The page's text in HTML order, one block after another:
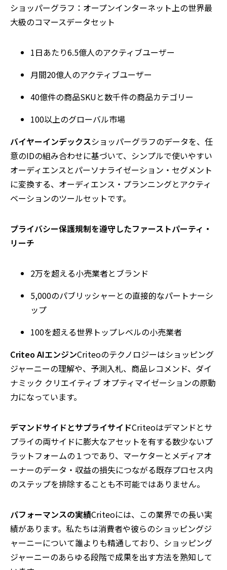
ショッパーグラフ：オープンインターネット上の世界最
大級のコマースデータセット
1日あたり6.5億人のアクティブユーザー
月間20億人のアクティブユーザー
40億件の商品SKUと数千件の商品カテゴリー
100以上のグローバル市場
バイヤーインデックスショッパーグラフのデータを、任
意のIDの組み合わせに基づいて、シンプルで使いやすい
オーディエンスとパーソナライゼーション・セグメント
に変換する、オーディエンス・プランニングとアクティ
ベーションのツールセットです。
プライバシー保護規制を遵守したファーストパーティ・
リーチ
2万を超える小売業者とブランド
5,000のパブリッシャーとの直接的なパートナーシ
ップ
100を超える世界トップレベルの小売業者
Criteo AIエンジンCriteoのテクノロジーはショッピング
ジャーニーの理解や、予測入札、商品レコメンド、ダイ
ナミック クリエイティブ オプティマイゼーションの原動
力になっています。
デマンドサイドとサプライサイドCriteoはデマンドとサ
プライの両サイドに膨大なアセットを有する数少ないプ
ラットフォームの１つであり、マーケターとメディアオ
ーナーのデータ・収益の損失につながる既存プロセス内
のステップを排除することも不可能ではありません。
パフォーマンスの実績Criteoには、この業界での長い実
績があります。私たちは消費者や彼らのショッピングジ
ャーニーについて誰よりも精通しており、ショッピング
ジャーニーのあらゆる段階で成果を出す方法を熟知して